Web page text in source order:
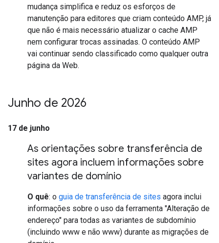
mudança simplifica e reduz os esforços de
manutenção para editores que criam conteúdo AMP, já
que não é mais necessário atualizar o cache AMP
nem configurar trocas assinadas. O conteúdo AMP
vai continuar sendo classificado como qualquer outra
página da Web.
Junho de 2026
17 de junho
As orientações sobre transferência de
sites agora incluem informações sobre
variantes de domínio
O quê: o guia de transferência de sites agora inclui
informações sobre o uso da ferramenta "Alteração de
endereço" para todas as variantes de subdomínio
(incluindo www e não www) durante as migrações de